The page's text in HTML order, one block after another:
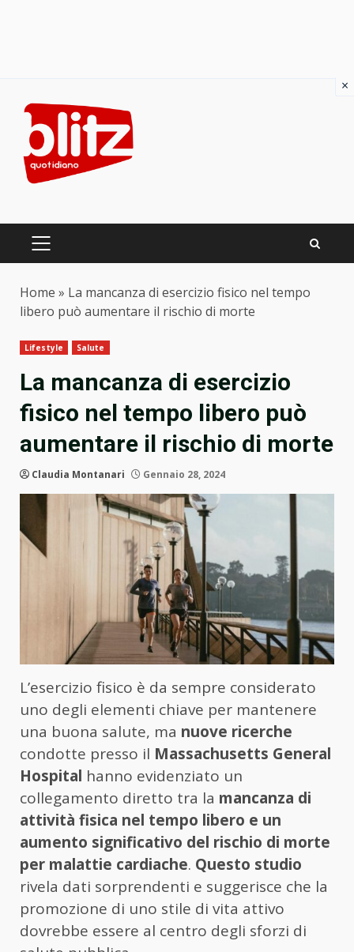
content
PRIMARY
Home » La mancanza di esercizio fisico nel tempo
libero può aumentare il rischio di morte
Lifestyle Salute
La mancanza di esercizio
fisico nel tempo libero può
aumentare il rischio di morte
Claudia Montanari Gennaio 28, 2024
L’esercizio fisico è da sempre considerato
uno degli elementi chiave per mantenere
una buona salute, ma nuove ricerche
condotte presso il Massachusetts General
Hospital hanno evidenziato un
collegamento diretto tra la mancanza di
attività fisica nel tempo libero e un
aumento significativo del rischio di morte
per malattie cardiache. Questo studio
rivela dati sorprendenti e suggerisce che la
promozione di uno stile di vita attivo
dovrebbe essere al centro degli sforzi di
×